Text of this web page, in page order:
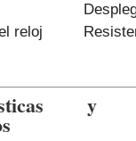
reloj
y